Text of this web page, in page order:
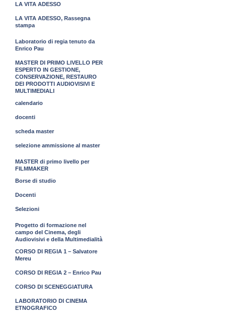
LA VITA ADESSO
LA VITA ADESSO, Rassegna
stampa
Laboratorio di regia tenuto da
Enrico Pau
MASTER DI PRIMO LIVELLO PER
ESPERTO IN GESTIONE,
CONSERVAZIONE, RESTAURO
DEI PRODOTTI AUDIOVISIVI E
MULTIMEDIALI
calendario
docenti
scheda master
selezione ammissione al master
MASTER di primo livello per
FILMMAKER
Borse di studio
Docenti
Selezioni
Progetto di formazione nel
campo del Cinema, degli
Audiovisivi e della Multimedialità
CORSO DI REGIA 1 – Salvatore
Mereu
CORSO DI REGIA 2 – Enrico Pau
CORSO DI SCENEGGIATURA
LABORATORIO DI CINEMA
ETNOGRAFICO